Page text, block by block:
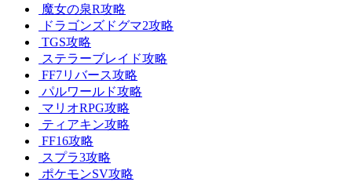
魔女の泉R攻略
ドラゴンズドグマ2攻略
TGS攻略
ステラーブレイド攻略
FF7リバース攻略
パルワールド攻略
マリオRPG攻略
ティアキン攻略
FF16攻略
スプラ3攻略
ポケモンSV攻略